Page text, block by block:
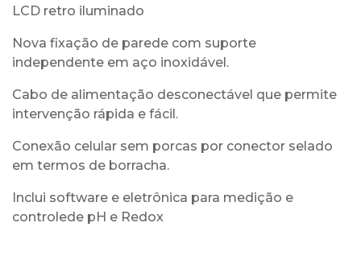
LCD retro iluminado
Nova fixação de parede com suporte
independente em aço inoxidável.
Cabo de alimentação desconectável que permite
intervenção rápida e fácil.
Conexão celular sem porcas por conector selado
em termos de borracha.
Inclui software e eletrônica para medição e
controlede pH e Redox